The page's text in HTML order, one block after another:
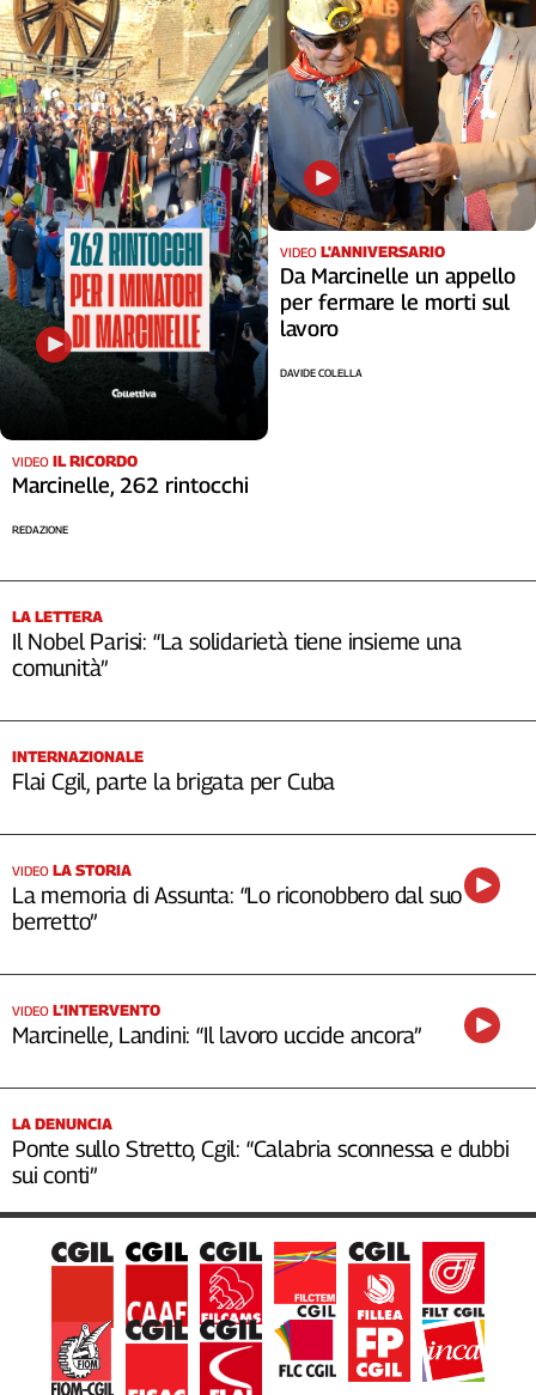
Toscana
Trentino
Umbria
Valle
D'Aosta
Veneto
Archivio
Storico
1955-
2014
Cerca
La
redazione
Social
VIDEO IL RICORDO
Marcinelle, 262 rintocchi
REDAZIONE
VIDEO L'ANNIVERSARIO
Da Marcinelle un appello
per fermare le morti sul
lavoro
DAVIDE COLELLA
LA LETTERA
Il Nobel Parisi: “La solidarietà tiene insieme una
comunità”
INTERNAZIONALE
Flai Cgil, parte la brigata per Cuba
VIDEO LA STORIA
La memoria di Assunta: “Lo riconobbero dal suo
berretto”
VIDEO L’INTERVENTO
Marcinelle, Landini: “Il lavoro uccide ancora”
LA DENUNCIA
Ponte sullo Stretto, Cgil: “Calabria sconnessa e dubbi
sui conti”